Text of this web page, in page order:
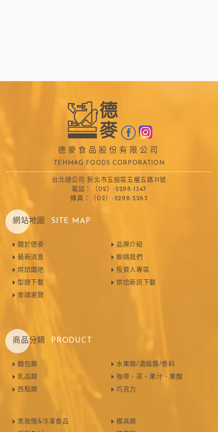
德麥食品股份有限公司
TEHMAG FOODS CORPORATION
台北總公司 新北市五股區五權五路31號
電話：（02）-2298-1347
傳真：（02）-2298-2263
網站地圖 SITE MAP
關於德麥
最新消息
烘焙園地
型錄下載
食譜瀏覽
品牌介紹
聯絡我們
投資人專區
烘焙新訊下載
商品分類 PRODUCT
麵包類
乳品類
西點類
水果類/濃縮醬/香料
咖啡、茶、果汁、果醋
巧克力
黑玫瑰&冷凍食品
模具類